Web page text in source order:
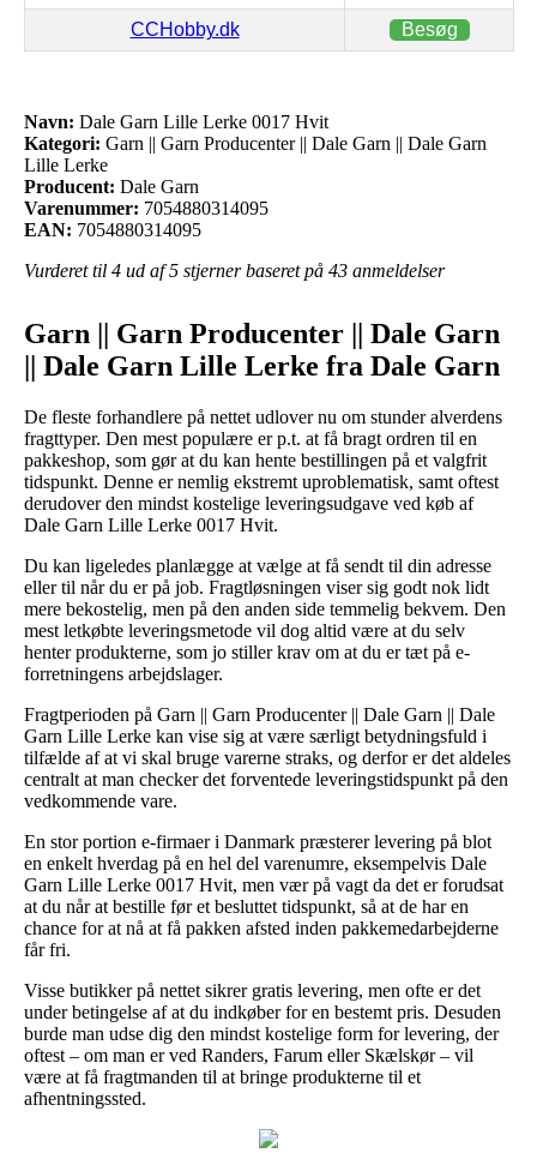
CCHobby.dk Besøg
Navn: Dale Garn Lille Lerke 0017 Hvit
Kategori: Garn || Garn Producenter || Dale Garn || Dale Garn
Lille Lerke
Producent: Dale Garn
Varenummer: 7054880314095
EAN: 7054880314095
Vurderet til 4 ud af 5 stjerner baseret på 43 anmeldelser
Garn || Garn Producenter || Dale Garn
|| Dale Garn Lille Lerke fra Dale Garn
De fleste forhandlere på nettet udlover nu om stunder alverdens
fragttyper. Den mest populære er p.t. at få bragt ordren til en
pakkeshop, som gør at du kan hente bestillingen på et valgfrit
tidspunkt. Denne er nemlig ekstremt uproblematisk, samt oftest
derudover den mindst kostelige leveringsudgave ved køb af
Dale Garn Lille Lerke 0017 Hvit.
Du kan ligeledes planlægge at vælge at få sendt til din adresse
eller til når du er på job. Fragtløsningen viser sig godt nok lidt
mere bekostelig, men på den anden side temmelig bekvem. Den
mest letkøbte leveringsmetode vil dog altid være at du selv
henter produkterne, som jo stiller krav om at du er tæt på e-
forretningens arbejdslager.
Fragtperioden på Garn || Garn Producenter || Dale Garn || Dale
Garn Lille Lerke kan vise sig at være særligt betydningsfuld i
tilfælde af at vi skal bruge varerne straks, og derfor er det aldeles
centralt at man checker det forventede leveringstidspunkt på den
vedkommende vare.
En stor portion e-firmaer i Danmark præsterer levering på blot
en enkelt hverdag på en hel del varenumre, eksempelvis Dale
Garn Lille Lerke 0017 Hvit, men vær på vagt da det er forudsat
at du når at bestille før et besluttet tidspunkt, så at de har en
chance for at nå at få pakken afsted inden pakkemedarbejderne
får fri.
Visse butikker på nettet sikrer gratis levering, men ofte er det
under betingelse af at du indkøber for en bestemt pris. Desuden
burde man udse dig den mindst kostelige form for levering, der
oftest – om man er ved Randers, Farum eller Skælskør – vil
være at få fragtmanden til at bringe produkterne til et
afhentningssted.